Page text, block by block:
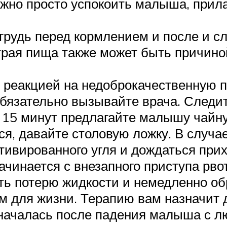
просто успокоить малыша,
перед кормлением и после и
пища также может быть
на недоброкачественную
вызывайте врача.
минут предлагайте малышу
давайте столовую ложку. В
угля и дождаться
с внезапного приступа
потерю жидкости и немедленно
для жизни. Терапию вам назначит
после падения малыша с